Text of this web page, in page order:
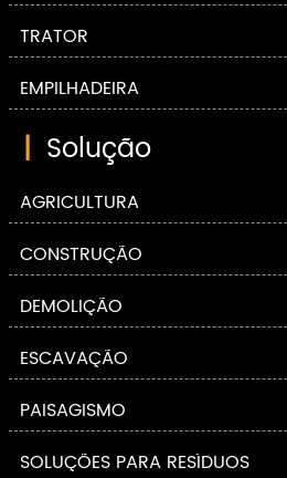
TRATOR
EMPILHADEIRA
| Solução
AGRICULTURA
CONSTRUÇÃO
DEMOLIÇÃO
ESCAVAÇÃO
PAISAGISMO
SOLUÇÕES PARA RESÍDUOS